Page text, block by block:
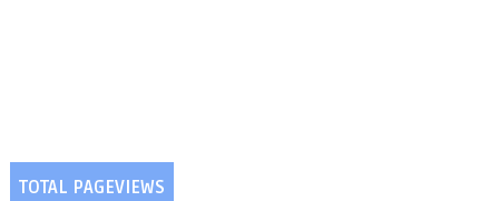
TOTAL PAGEVIEWS